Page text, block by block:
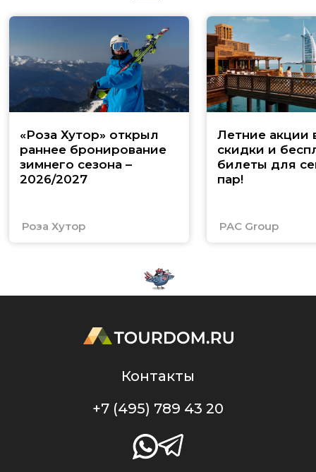
«Роза Хутор» открыл
раннее бронирование
зимнего сезона –
2026/2027
Роза Хутор
Летние акции
скидки и
билеты для
пар!
PAC Group
Контакты
+7 (495) 789 43 20